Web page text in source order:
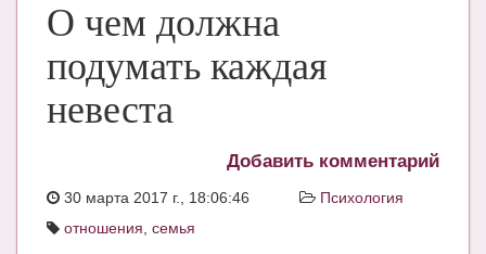
НОВОРОЖДЕННЫЙ
РАЗВИТИЕ
ВОПРОС-ОТВЕТ
КНИГИ
Рекомендовано
О чем должна
подумать каждая
невеста
Добавить комментарий
30 марта 2017 г., 18:06:46
Психология
отношения семья